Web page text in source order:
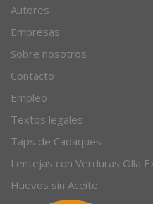
Autores
Empresas
Sobre nosotros
Contacto
Empleo
Textos legales
Taps de Cadaques
Lentejas con Verduras Olla
Huevos sin Aceite